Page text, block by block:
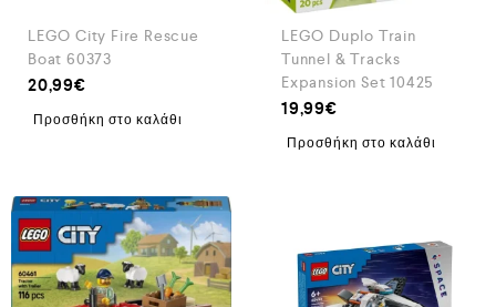
LEGO City Fire Rescue
Boat 60373
20,99€
Προσθήκη στο καλάθι
LEGO Duplo Train
Tunnel & Tracks
Expansion Set 10425
19,99€
Προσθήκη στο καλάθι